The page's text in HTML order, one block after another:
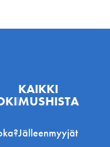
KAIKKI
MUSHISTA
Jälleenmyyjät